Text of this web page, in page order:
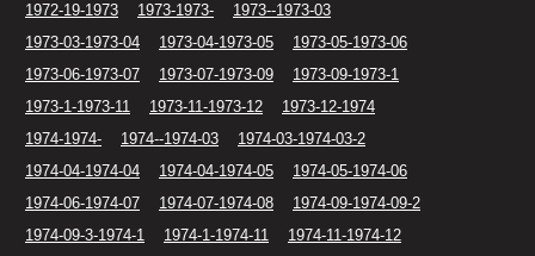
1972-19-1973
1973-1973-
1973--1973-03
1973-03-1973-04
1973-04-1973-05
1973-05-1973-06
1973-06-1973-07
1973-07-1973-09
1973-09-1973-1
1973-1-1973-11
1973-11-1973-12
1973-12-1974
1974-1974-
1974--1974-03
1974-03-1974-03-2
1974-04-1974-04
1974-04-1974-05
1974-05-1974-06
1974-06-1974-07
1974-07-1974-08
1974-09-1974-09-2
1974-09-3-1974-1
1974-1-1974-11
1974-11-1974-12